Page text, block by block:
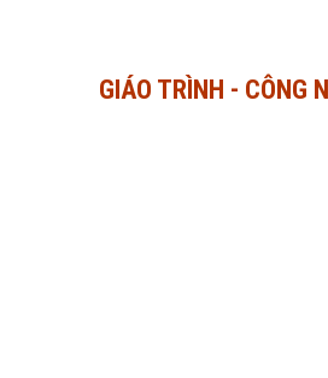
GIÁO TRÌNH - CÔNG